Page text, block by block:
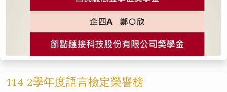
114-2學年度語言檢定榮譽榜